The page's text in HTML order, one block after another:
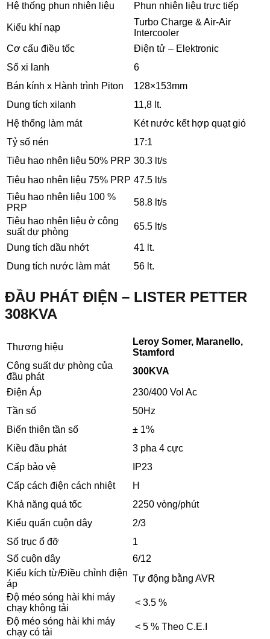
Hệ thống phun nhiên liệu Phun nhiên liệu trực tiếp
Kiểu khí nạp
Turbo Charge & Air-Air
Intercooler
Cơ cấu điều tốc
Điện tử – Elektronic
Số xi lanh
6
Bán kính x Hành trình Piton
128×153mm
Dung tích xilanh
11,8 lt.
Hệ thống làm mát
Két nước kết hợp quạt gió
Tỷ số nén
17:1
Tiêu hao nhên liệu 50% PRP 30.3 lt/s
Tiêu hao nhên liệu 75% PRP 47.5 lt/s
Tiêu hao nhên liệu 100 %
PRP
58.8 lt/s
Tiêu hao nhên liệu ở công
suất dự phòng
65.5 lt/s
Dung tích dầu nhớt
41 lt.
Dung tích nước làm mát
56 lt.
ĐẦU PHÁT ĐIỆN – LISTER PETTER
308KVA
Thương hiệu
Leroy Somer, Maranello,
Stamford
Công suất dự phòng của
đầu phát
300KVA
Điện Áp
230/400 Vol Ac
Tần số
50Hz
Biến thiên tần số
± 1%
Kiều đầu phát
3 pha 4 cực
Cấp bảo vệ
IP23
Cấp cách điện cách nhiệt
H
Khả năng quá tốc
2250 vòng/phút
Kiểu quấn cuộn dây
2/3
Số trục ổ đỡ
1
Số cuộn dây
6/12
Kiểu kích từ/Điều chỉnh điện
áp
Tự động bằng AVR
Độ méo sóng hài khi máy
chạy không tải
< 3.5 %
Độ méo sóng hài khi máy
chạy có tải
< 5 % Theo C.E.I